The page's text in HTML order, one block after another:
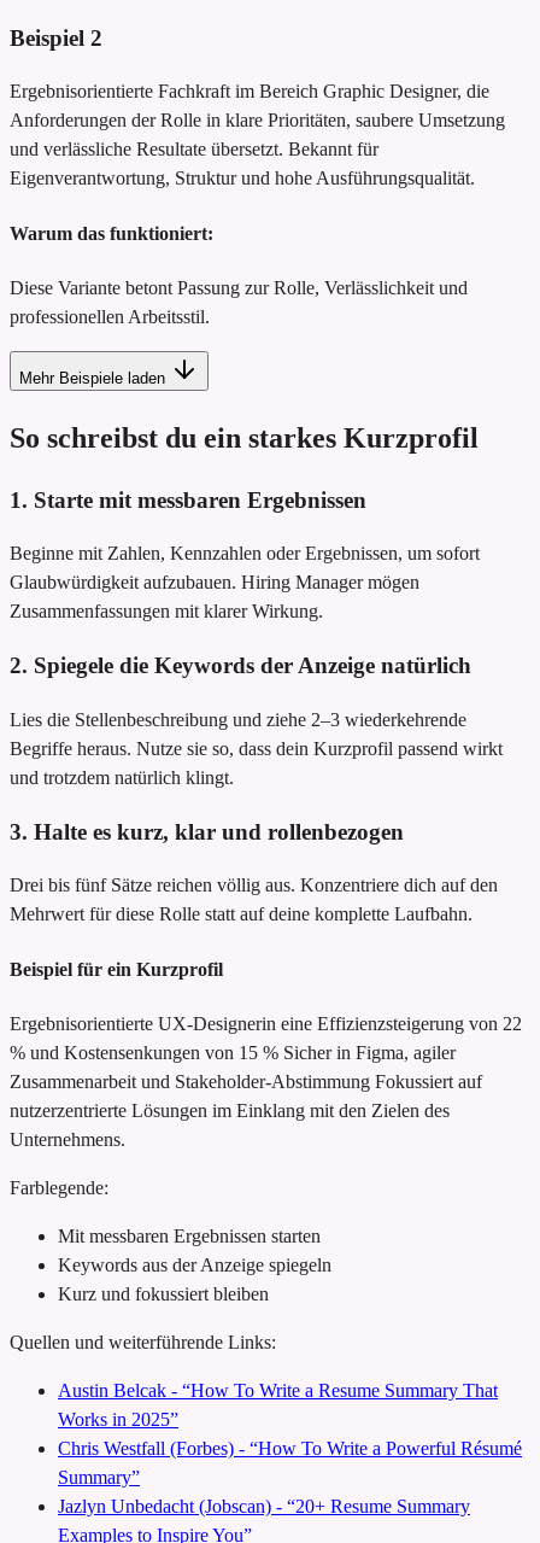
Beispiel 2
Ergebnisorientierte Fachkraft im Bereich Graphic Designer, die
Anforderungen der Rolle in klare Prioritäten, saubere Umsetzung
und verlässliche Resultate übersetzt. Bekannt für
Eigenverantwortung, Struktur und hohe Ausführungsqualität.
Warum das funktioniert:
Diese Variante betont Passung zur Rolle, Verlässlichkeit und
professionellen Arbeitsstil.
Mehr Beispiele laden
So schreibst du ein starkes Kurzprofil
1. Starte mit messbaren Ergebnissen
Beginne mit Zahlen, Kennzahlen oder Ergebnissen, um sofort
Glaubwürdigkeit aufzubauen. Hiring Manager mögen
Zusammenfassungen mit klarer Wirkung.
2. Spiegele die Keywords der Anzeige natürlich
Lies die Stellenbeschreibung und ziehe 2–3 wiederkehrende
Begriffe heraus. Nutze sie so, dass dein Kurzprofil passend wirkt
und trotzdem natürlich klingt.
3. Halte es kurz, klar und rollenbezogen
Drei bis fünf Sätze reichen völlig aus. Konzentriere dich auf den
Mehrwert für diese Rolle statt auf deine komplette Laufbahn.
Beispiel für ein Kurzprofil
Ergebnisorientierte UX-Designerin eine Effizienzsteigerung von 22
% und Kostensenkungen von 15 % Sicher in Figma, agiler
Zusammenarbeit und Stakeholder-Abstimmung Fokussiert auf
nutzerzentrierte Lösungen im Einklang mit den Zielen des
Unternehmens.
Farblegende:
Mit messbaren Ergebnissen starten
Keywords aus der Anzeige spiegeln
Kurz und fokussiert bleiben
Quellen und weiterführende Links:
Austin Belcak - “How To Write a Resume Summary That
Works in 2025”
Chris Westfall (Forbes) - “How To Write a Powerful Résumé
Summary”
Jazlyn Unbedacht (Jobscan) - “20+ Resume Summary
Examples to Inspire You”